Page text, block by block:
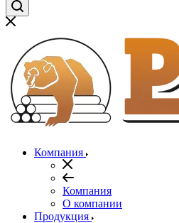
Компания
Компания
О компании
Продукция